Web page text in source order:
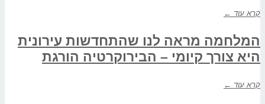
קרא עוד ←
המלחמה מראה לנו שהתחדשות עירונית
היא צורך קיומי – הבירוקרטיה הורגת
קרא עוד ←